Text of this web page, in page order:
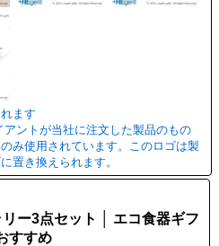
ます
ントが当社に注文した製品のもの
み使用されています。このロゴは製
置き換えられます。
ー3点セット │ エコ食器ギフ
すすめ